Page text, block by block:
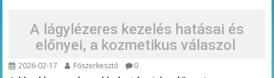
A lágylézeres kezelés hatásai és
előnyei, a kozmetikus válaszol
2026-02-17 Főszerkesztő 0